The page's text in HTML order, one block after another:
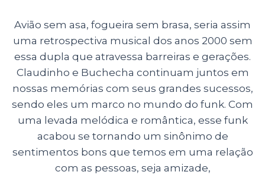
Avião sem asa, fogueira sem brasa, seria assim
uma retrospectiva musical dos anos 2000 sem
essa dupla que atravessa barreiras e gerações.
Claudinho e Buchecha continuam juntos em
nossas memórias com seus grandes sucessos,
sendo eles um marco no mundo do funk. Com
uma levada melódica e romântica, esse funk
acabou se tornando um sinônimo de
sentimentos bons que temos em uma relação
com as pessoas, seja amizade,